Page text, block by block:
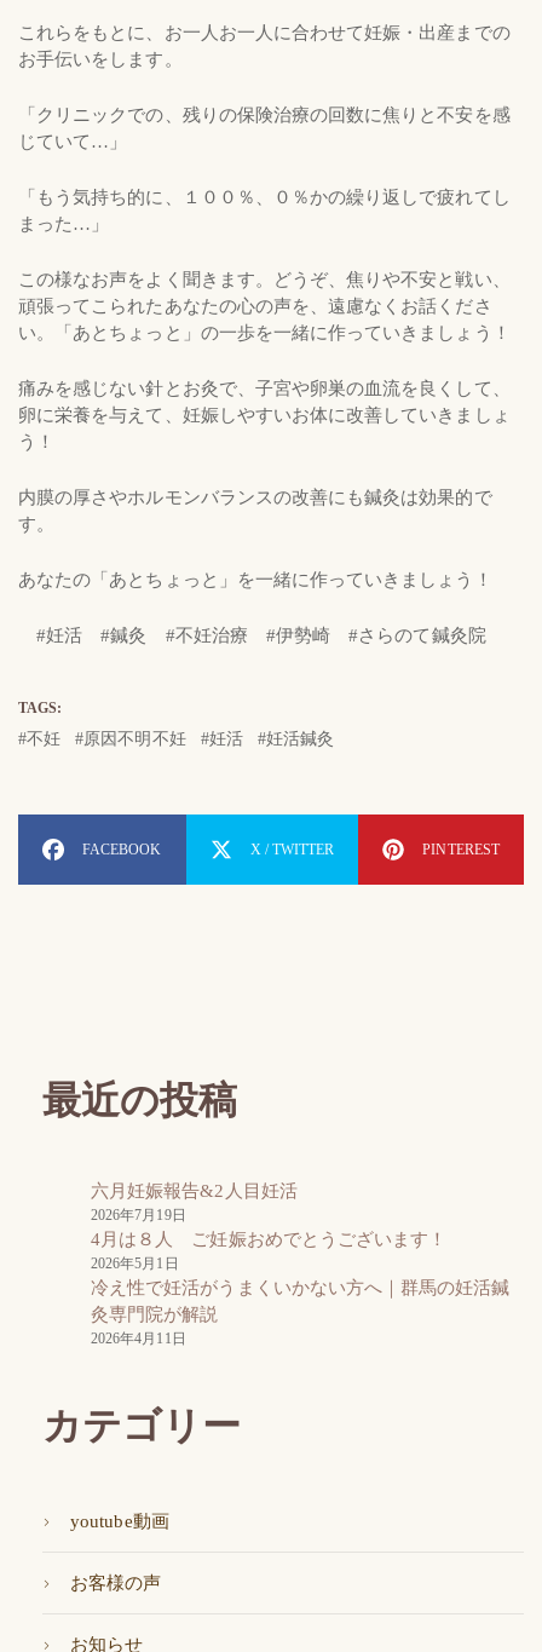
これらをもとに、お一人お一人に合わせて妊娠・出産までの
お手伝いをします。
「クリニックでの、残りの保険治療の回数に焦りと不安を感
じていて…」
「もう気持ち的に、１００％、０％かの繰り返しで疲れてし
まった…」
この様なお声をよく聞きます。どうぞ、焦りや不安と戦い、
頑張ってこられたあなたの心の声を、遠慮なくお話くださ
い。「あとちょっと」の一歩を一緒に作っていきましょう！
痛みを感じない針とお灸で、子宮や卵巣の血流を良くして、
卵に栄養を与えて、妊娠しやすいお体に改善していきましょ
う！
内膜の厚さやホルモンバランスの改善にも鍼灸は効果的で
す。
あなたの「あとちょっと」を一緒に作っていきましょう！
#妊活 #鍼灸 #不妊治療 #伊勢崎 #さらのて鍼灸院
TAGS:
不妊 原因不明不妊 妊活 妊活鍼灸
FACEBOOK X / TWITTER PINTEREST
最近の投稿
六月妊娠報告&2人目妊活
2026年7月19日
4月は８人 ご妊娠おめでとうございます！
2026年5月1日
冷え性で妊活がうまくいかない方へ｜群馬の妊活鍼
灸専門院が解説
2026年4月11日
カテゴリー
youtube動画
お客様の声
お知らせ